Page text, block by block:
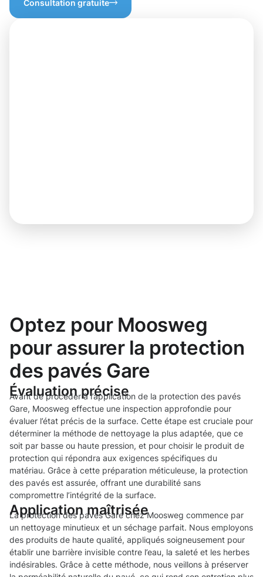
Consultation gratuite
Optez pour Moosweg
pour assurer la protection
des pavés Gare
Évaluation précise
Avant de procéder à l’application de la protection des pavés
Gare, Moosweg effectue une inspection approfondie pour
évaluer l’état précis de la surface. Cette étape est cruciale pour
déterminer la méthode de nettoyage la plus adaptée, que ce
soit par basse ou haute pression, et pour choisir le produit de
protection qui répondra aux exigences spécifiques du
matériau. Grâce à cette préparation méticuleuse, la protection
des pavés est assurée, offrant une durabilité sans
compromettre l’intégrité de la surface.
Application maîtrisée
La protection des pavés Gare chez Moosweg commence par
un nettoyage minutieux et un séchage parfait. Nous employons
des produits de haute qualité, appliqués soigneusement pour
établir une barrière invisible contre l’eau, la saleté et les herbes
indésirables. Grâce à cette méthode, nous veillons à préserver